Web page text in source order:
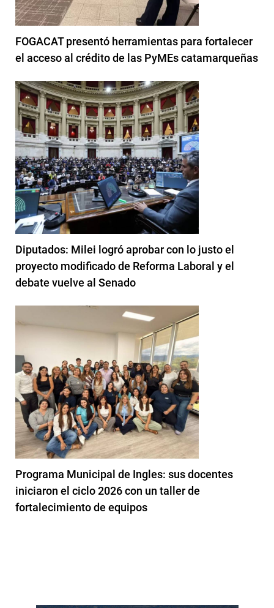
FOGACAT presentó herramientas para fortalecer
el acceso al crédito de las PyMEs catamarqueñas
Diputados: Milei logró aprobar con lo justo el
proyecto modificado de Reforma Laboral y el
debate vuelve al Senado
Programa Municipal de Ingles: sus docentes
iniciaron el ciclo 2026 con un taller de
fortalecimiento de equipos